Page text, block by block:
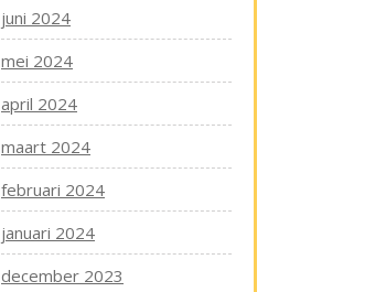
juni 2024
mei 2024
april 2024
maart 2024
februari 2024
januari 2024
december 2023